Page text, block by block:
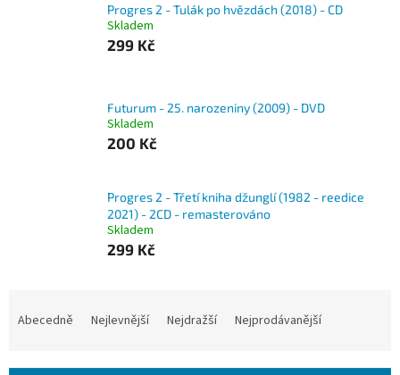
Progres 2 - Tulák po hvězdách (2018) - CD
Skladem
299 Kč
Futurum - 25. narozeniny (2009) - DVD
Skladem
200 Kč
Progres 2 - Třetí kniha džunglí (1982 - reedice
2021) - 2CD - remasterováno
Skladem
299 Kč
Abecedně Nejlevnější Nejdražší Nejprodávanější